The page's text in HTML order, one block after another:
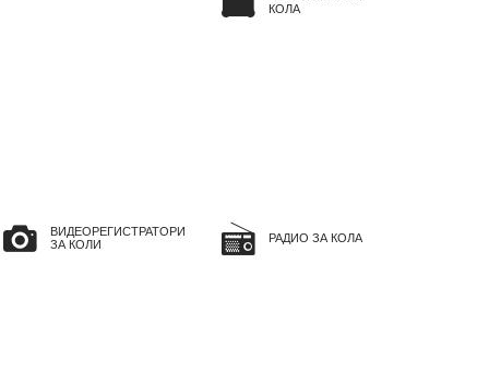
КОЛА
ВИДЕОРЕГИСТРАТОРИ
ЗА КОЛИ
РАДИО ЗА КОЛА